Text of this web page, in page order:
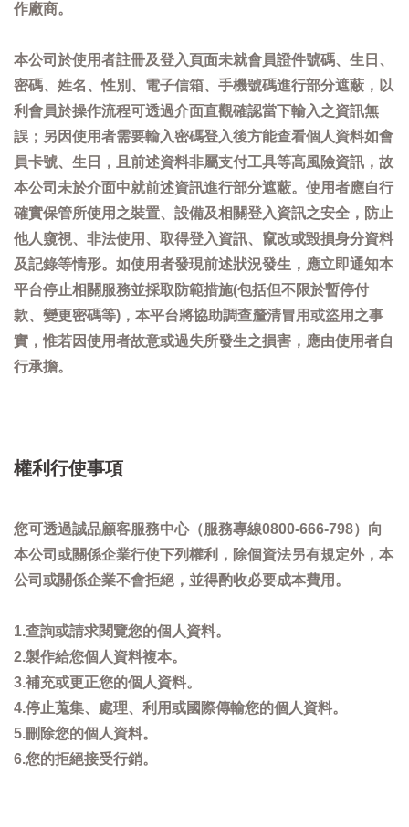
作廠商。
本公司於使用者註冊及登入頁面未就會員證件號碼、生日、
密碼、姓名、性別、電子信箱、手機號碼進行部分遮蔽，以
利會員於操作流程可透過介面直觀確認當下輸入之資訊無
誤；另因使用者需要輸入密碼登入後方能查看個人資料如會
員卡號、生日，且前述資料非屬支付工具等高風險資訊，故
本公司未於介面中就前述資訊進行部分遮蔽。使用者應自行
確實保管所使用之裝置、設備及相關登入資訊之安全，防止
他人窺視、非法使用、取得登入資訊、竄改或毀損身分資料
及記錄等情形。如使用者發現前述狀況發生，應立即通知本
平台停止相關服務並採取防範措施(包括但不限於暫停付
款、變更密碼等)，本平台將協助調查釐清冒用或盜用之事
實，惟若因使用者故意或過失所發生之損害，應由使用者自
行承擔。
權利行使事項
您可透過誠品顧客服務中心（服務專線0800-666-798）向
本公司或關係企業行使下列權利，除個資法另有規定外，本
公司或關係企業不會拒絕，並得酌收必要成本費用。
1.查詢或請求閱覽您的個人資料。
2.製作給您個人資料複本。
3.補充或更正您的個人資料。
4.停止蒐集、處理、利用或國際傳輸您的個人資料。
5.刪除您的個人資料。
6.您的拒絕接受行銷。